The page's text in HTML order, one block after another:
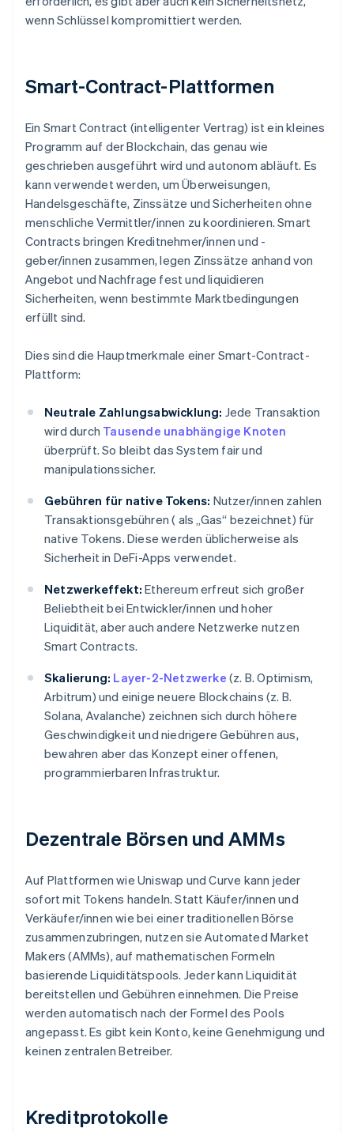
wenn Schlüssel kompromittiert werden.
Smart-Contract-Plattformen
Ein Smart Contract (intelligenter Vertrag) ist ein kleines
Programm auf der Blockchain, das genau wie
geschrieben ausgeführt wird und autonom abläuft. Es
kann verwendet werden, um Überweisungen,
Handelsgeschäfte, Zinssätze und Sicherheiten ohne
menschliche Vermittler/innen zu koordinieren. Smart
Contracts bringen Kreditnehmer/innen und -
geber/innen zusammen, legen Zinssätze anhand von
Angebot und Nachfrage fest und liquidieren
Sicherheiten, wenn bestimmte Marktbedingungen
erfüllt sind.
Dies sind die Hauptmerkmale einer Smart-Contract-
Plattform:
Neutrale Zahlungsabwicklung: Jede Transaktion
wird durch Tausende unabhängige Knoten
überprüft. So bleibt das System fair und
manipulationssicher.
Gebühren für native Tokens: Nutzer/innen zahlen
Transaktionsgebühren ( als „Gas“ bezeichnet) für
native Tokens. Diese werden üblicherweise als
Sicherheit in DeFi-Apps verwendet.
Netzwerkeffekt: Ethereum erfreut sich großer
Beliebtheit bei Entwickler/innen und hoher
Liquidität, aber auch andere Netzwerke nutzen
Smart Contracts.
Skalierung: Layer-2-Netzwerke (z. B. Optimism,
Arbitrum) und einige neuere Blockchains (z. B.
Solana, Avalanche) zeichnen sich durch höhere
Geschwindigkeit und niedrigere Gebühren aus,
bewahren aber das Konzept einer offenen,
programmierbaren Infrastruktur.
Dezentrale Börsen und AMMs
Auf Plattformen wie Uniswap und Curve kann jeder
sofort mit Tokens handeln. Statt Käufer/innen und
Verkäufer/innen wie bei einer traditionellen Börse
zusammenzubringen, nutzen sie Automated Market
Makers (AMMs), auf mathematischen Formeln
basierende Liquiditätspools. Jeder kann Liquidität
bereitstellen und Gebühren einnehmen. Die Preise
werden automatisch nach der Formel des Pools
angepasst. Es gibt kein Konto, keine Genehmigung und
keinen zentralen Betreiber.
Kreditprotokolle